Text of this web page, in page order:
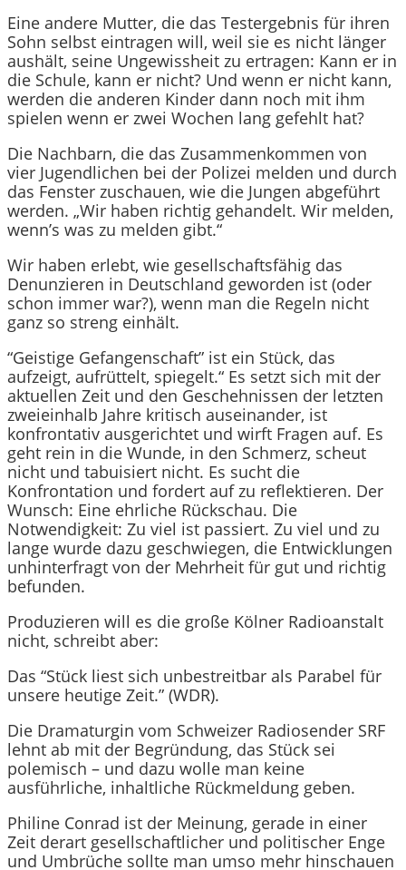
Eine andere Mutter, die das Testergebnis für ihren
Sohn selbst eintragen will, weil sie es nicht länger
aushält, seine Ungewissheit zu ertragen: Kann er in
die Schule, kann er nicht? Und wenn er nicht kann,
werden die anderen Kinder dann noch mit ihm
spielen wenn er zwei Wochen lang gefehlt hat?
Die Nachbarn, die das Zusammenkommen von
vier Jugendlichen bei der Polizei melden und durch
das Fenster zuschauen, wie die Jungen abgeführt
werden. „Wir haben richtig gehandelt. Wir melden,
wenn’s was zu melden gibt.“
Wir haben erlebt, wie gesellschaftsfähig das
Denunzieren in Deutschland geworden ist (oder
schon immer war?), wenn man die Regeln nicht
ganz so streng einhält.
“Geistige Gefangenschaft” ist ein Stück, das
aufzeigt, aufrüttelt, spiegelt.“ Es setzt sich mit der
aktuellen Zeit und den Geschehnissen der letzten
zweieinhalb Jahre kritisch auseinander, ist
konfrontativ ausgerichtet und wirft Fragen auf. Es
geht rein in die Wunde, in den Schmerz, scheut
nicht und tabuisiert nicht. Es sucht die
Konfrontation und fordert auf zu reflektieren. Der
Wunsch: Eine ehrliche Rückschau. Die
Notwendigkeit: Zu viel ist passiert. Zu viel und zu
lange wurde dazu geschwiegen, die Entwicklungen
unhinterfragt von der Mehrheit für gut und richtig
befunden.
Produzieren will es die große Kölner Radioanstalt
nicht, schreibt aber:
Das “Stück liest sich unbestreitbar als Parabel für
unsere heutige Zeit.” (WDR).
Die Dramaturgin vom Schweizer Radiosender SRF
lehnt ab mit der Begründung, das Stück sei
polemisch – und dazu wolle man keine
ausführliche, inhaltliche Rückmeldung geben.
Philine Conrad ist der Meinung, gerade in einer
Zeit derart gesellschaftlicher und politischer Enge
und Umbrüche sollte man umso mehr hinschauen